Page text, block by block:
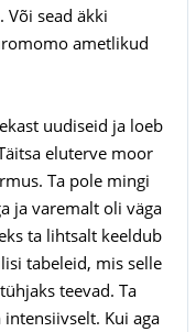
sead äkki
ametlikud
uudiseid ja loeb
eluterve moor
Ta pole mingi
ja varemalt oli väga
ta lihtsalt keeldub
tabeleid, mis selle
teevad. Ta
Kui aga